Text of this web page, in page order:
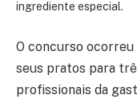
ingrediente especial.
O concurso
seus pratos para
profissionais da